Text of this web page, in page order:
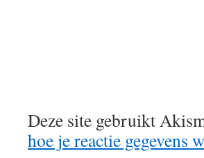
Deze site gebruikt
hoe je reactie gegevens